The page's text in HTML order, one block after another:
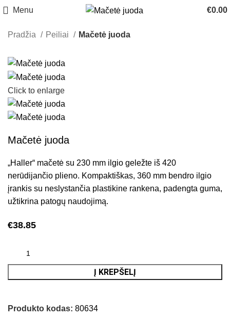
Menu €0.00
Pradžia Peiliai Mačetė juoda
Click to enlarge
Mačetė juoda
„Haller“ mačetė su 230 mm ilgio geležte iš 420
nerūdijančio plieno. Kompaktiškas, 360 mm bendro ilgio
įrankis su neslystančia plastikine rankena, padengta guma,
užtikrina patogų naudojimą.
€38.85
Į KREPŠELĮ
Produkto kodas:80634